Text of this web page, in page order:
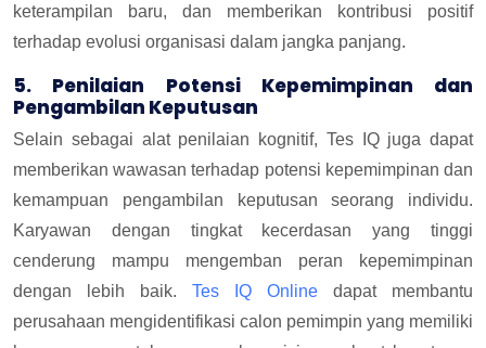
keterampilan baru, dan memberikan kontribusi positif
terhadap evolusi organisasi dalam jangka panjang.
5. Penilaian Potensi Kepemimpinan dan
Pengambilan Keputusan
Selain sebagai alat penilaian kognitif, Tes IQ juga dapat
memberikan wawasan terhadap potensi kepemimpinan dan
kemampuan pengambilan keputusan seorang individu.
Karyawan dengan tingkat kecerdasan yang tinggi
cenderung mampu mengemban peran kepemimpinan
dengan lebih baik. Tes IQ Online dapat membantu
perusahaan mengidentifikasi calon pemimpin yang memiliki